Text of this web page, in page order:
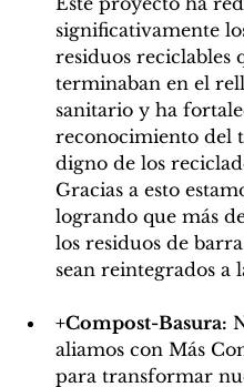
significativamente
residuos reciclables
terminaban en el
sanitario y ha
reconocimiento del
digno de los
Gracias a esto
logrando que más
los residuos de
sean reintegrados a
+Compost-Basura:
aliamos con Más
para transformar